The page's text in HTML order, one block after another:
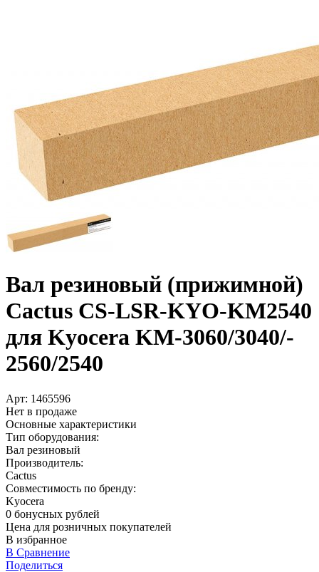
Вал резиновый (прижимной)
Cactus CS-LSR-KYO-KM2540
для Kyocera KM-3060/­3040/­
2560/­2540
Арт: 1465596
Нет в продаже
Основные характеристики
Тип оборудования:
Вал резиновый
Производитель:
Cactus
Совместимость по бренду:
Kyocera
0 бонусных рублей
Цена для розничных покупателей
В избранное
В Сравнение
Поделиться